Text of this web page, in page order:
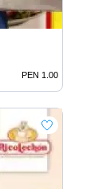
PEN 1.00